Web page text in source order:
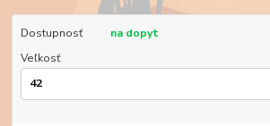
Dostupnosť
na dopyt
Veľkosť